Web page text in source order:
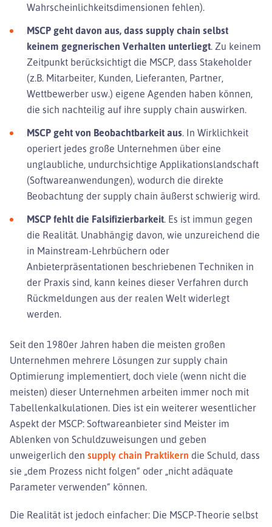
Wahrscheinlichkeitsdimensionen fehlen).
MSCP geht davon aus, dass supply chain selbst
keinem gegnerischen Verhalten unterliegt. Zu keinem
Zeitpunkt berücksichtigt die MSCP, dass Stakeholder
(z.B. Mitarbeiter, Kunden, Lieferanten, Partner,
Wettbewerber usw.) eigene Agenden haben können,
die sich nachteilig auf ihre supply chain auswirken.
MSCP geht von Beobachtbarkeit aus. In Wirklichkeit
operiert jedes große Unternehmen über eine
unglaubliche, undurchsichtige Applikationslandschaft
(Softwareanwendungen), wodurch die direkte
Beobachtung der supply chain äußerst schwierig wird.
MSCP fehlt die Falsifizierbarkeit. Es ist immun gegen
die Realität. Unabhängig davon, wie unzureichend die
in Mainstream-Lehrbüchern oder
Anbieterpräsentationen beschriebenen Techniken in
der Praxis sind, kann keines dieser Verfahren durch
Rückmeldungen aus der realen Welt widerlegt
werden.
Seit den 1980er Jahren haben die meisten großen
Unternehmen mehrere Lösungen zur supply chain
Optimierung implementiert, doch viele (wenn nicht die
meisten) dieser Unternehmen arbeiten immer noch mit
Tabellenkalkulationen. Dies ist ein weiterer wesentlicher
Aspekt der MSCP: Softwareanbieter sind Meister im
Ablenken von Schuldzuweisungen und geben
unweigerlich den supply chain Praktikern die Schuld, dass
sie „dem Prozess nicht folgen“ oder „nicht adäquate
Parameter verwenden“ können.
Die Realität ist jedoch einfacher: Die MSCP-Theorie selbst